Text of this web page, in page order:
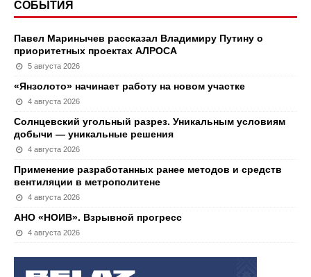
СОБЫТИЯ
Павел Маринычев рассказал Владимиру Путину о
приоритетных проектах АЛРОСА
5 августа 2026
«Янзолото» начинает работу на новом участке
4 августа 2026
Солнцевский угольный разрез. Уникальным условиям
добычи — уникальные решения
4 августа 2026
Применение разработанных ранее методов и средств
вентиляции в метрополитене
4 августа 2026
АНО «НОИВ». Взрывной прогресс
4 августа 2026